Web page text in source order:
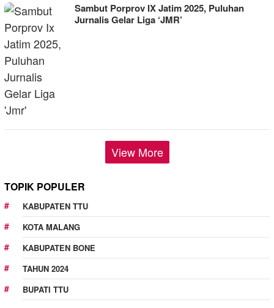
Sambut Porprov IX Jatim 2025, Puluhan
Jurnalis Gelar Liga ‘JMR’
View More
TOPIK POPULER
KABUPATEN TTU
KOTA MALANG
KABUPATEN BONE
TAHUN 2024
BUPATI TTU